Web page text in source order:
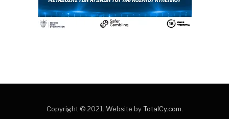
Copyright © 2021. Website byTotalCy.com.